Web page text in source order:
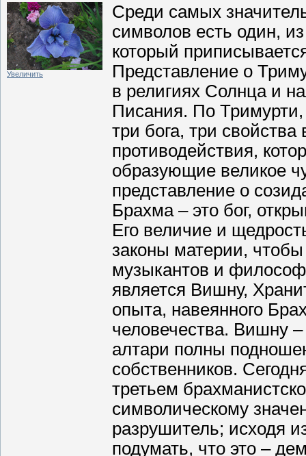
Увеличить
Среди самых
символов есть один,
который
Представление о
в религиях Солнца и
Писания. По
три бога, три
противодействия,
образующие великое
представление о
Брахма – это бог,
Его величие и
законы материи,
музыкантов и
является Вишну,
опыта, навеянного
человечества. Вишну
алтари полны
собственников.
третьем
символическому
разрушитель; исходя
подумать, что это –